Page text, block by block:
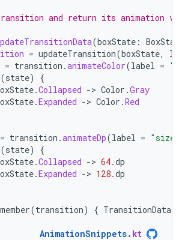
and return its animation
(boxState :
= updateTransition(boxState,
= transition .animateColor(label =
(state)
{
.Collapsed -> Color .Gray
.Expanded -> Color .Red
= transition .animateDp(label = "size"
(state)
{
.Collapsed -> 64.dp
.Expanded -> 128.dp
(transition) { TransitionData
AnimationSnippets. kt